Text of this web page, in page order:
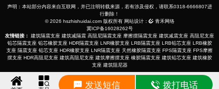
发送短信 拨打电话
声明：本站部分内容来自互联网，并已注明转载来源，若有涉及侵权，请联系0318-6666807进
行删除！
© 2026 hszhishuidai.com 版权所有 网站设计：
青禾网络
冀ICP备16028262号
友情链接：
建筑隔震支座 建筑减隔震 高阻尼隔震支座 摩擦摆隔震支座 建筑减震支座 高阻尼支座
铅芯隔震支座 铅芯橡胶支座 HDR隔震支座 LNR橡胶支座 LRB隔震支座 LRB铅芯支座 LRB橡胶
支座 隔震支座 铅芯支座 HDR橡胶支座 LNR隔震支座 天然橡胶隔震支座 FPS隔震支座 FPS摩擦
摆支座 HDR高阻尼支座 建筑高阻尼支座 建筑摩擦摆支座 橡胶隔震支座 建筑铅芯支座 建筑橡胶
支座 建筑阻尼器